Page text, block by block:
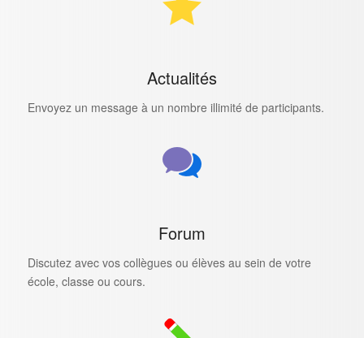
Actualités
Envoyez un message à un nombre illimité de participants.
Forum
Discutez avec vos collègues ou élèves au sein de votre
école, classe ou cours.